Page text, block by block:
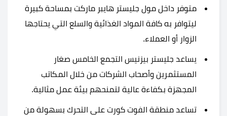
متوفر داخل مول جليستر هايبر ماركت بمساحة كبيرة
ليتوافر به كافة المواد الغذائية والسلع التي يحتاجها
الزوار أو العملاء.
يساعد جليستر بيزنيس التجمع الخامس صغار
المستثمرين وأصحاب الشركات من خلال المكاتب
المجهزة بكفاءة عالية لتمنحهم بيئة عمل مثالية.
تساعد منطقة الفوت كورت على التحرك بسهولة من